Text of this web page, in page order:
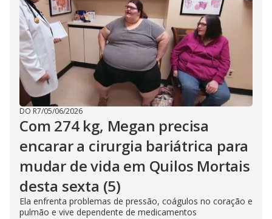
DO R7/05/06/2026
Com 274 kg, Megan precisa
encarar a cirurgia bariátrica para
mudar de vida em Quilos Mortais
desta sexta (5)
Ela enfrenta problemas de pressão, coágulos no coração e
pulmão e vive dependente de medicamentos